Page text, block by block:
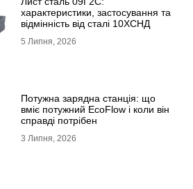
характеристики, застосування та
відмінність від сталі 10ХСНД
5 Липня, 2026
Потужна зарядна станція: що
вміє потужний EcoFlow і коли він
справді потрібен
3 Липня, 2026